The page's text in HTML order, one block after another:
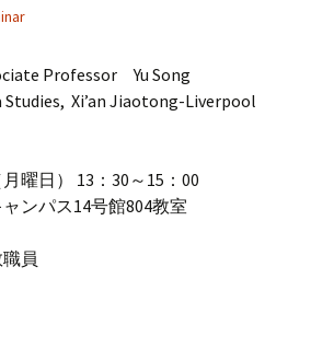
Professor Yu Song
Xi’an Jiaotong-Liverpool
曜日） 13：30～15：00
ンパス14号館804教室
員